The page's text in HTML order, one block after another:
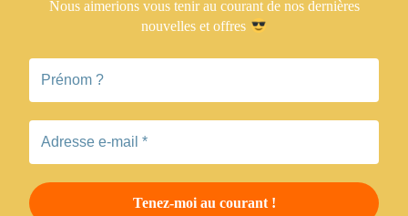
Nous aimerions vous tenir au courant de nos dernières
nouvelles et offres